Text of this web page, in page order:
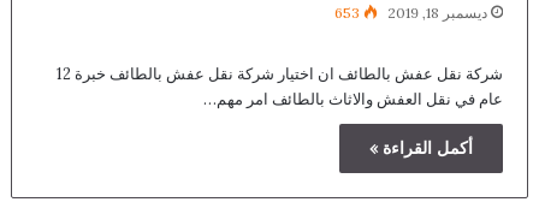
ديسمبر 18, 2019 653
شركة نقل عفش بالطائف ان اختيار شركة نقل عفش بالطائف خبرة 12
عام في نقل العفش والاثاث بالطائف امر مهم…
أكمل القراءة »